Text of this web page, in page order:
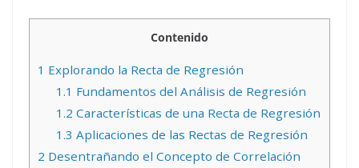
Contenido
1 Explorando la Recta de Regresión
1.1 Fundamentos del Análisis de Regresión
1.2 Características de una Recta de Regresión
1.3 Aplicaciones de las Rectas de Regresión
2 Desentrañando el Concepto de Correlación